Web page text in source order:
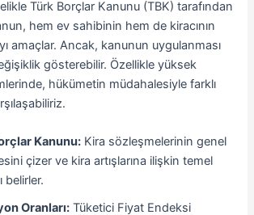
Türk Borçlar Kanunu (TBK) tarafından
hem ev sahibinin hem de kiracının
amaçlar. Ancak, kanunun uygulanması
gösterebilir. Özellikle yüksek
hükümetin müdahalesiyle farklı
Kanunu: Kira sözleşmelerinin genel
çizer ve kira artışlarına ilişkin temel
belirler.
Oranları: Tüketici Fiyat Endeksi